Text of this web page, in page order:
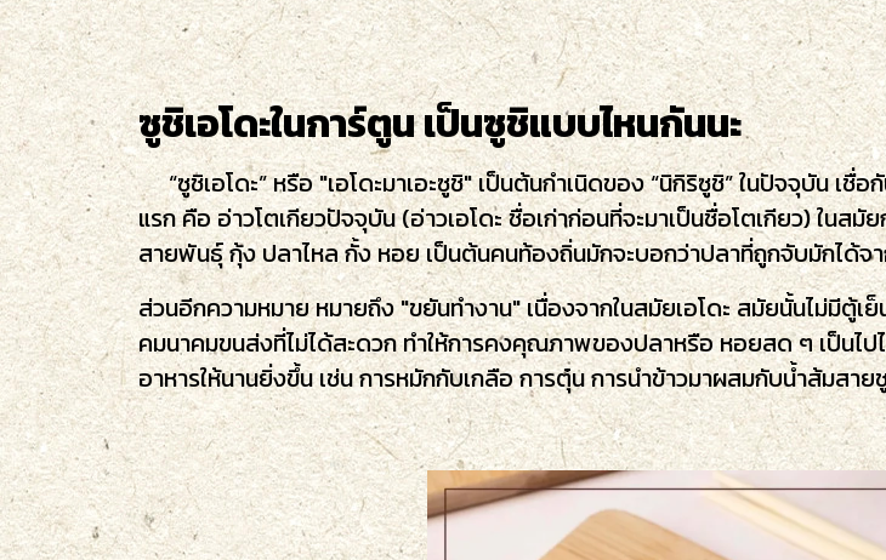
ซูชิเอโดะในการ์ตูน เป็นซูชิแบบไหนกันนะ
“ซูชิเอโดะ” หรือ "เอโดะมาเอะซูชิ" เป็นต้นกำเนิดของ “นิกิริซูชิ” ในปัจจุบัน เ
แรก คือ อ่าวโตเกียวปัจจุบัน (อ่าวเอโดะ ชื่อเก่าก่อนที่จะมาเป็นชื่อโตเกียว) ในส
สายพันธุ์ กุ้ง ปลาไหล กั้ง หอย เป็นต้นคนท้องถิ่นมักจะบอกว่าปลาที่ถูกจับมักได้จา
ส่วนอีกความหมาย หมายถึง "ขยันทำงาน" เนื่องจากในสมัยเอโดะ สมัยนั้นไม่มีตู้
คมนาคมขนส่งที่ไม่ได้สะดวก ทำให้การคงคุณภาพของปลาหรือ หอยสด ๆ เป็น
อาหารให้นานยิ่งขึ้น เช่น การหมักกับเกลือ การตุ๋น การนำข้าวมาผสมกับน้ำส้มส